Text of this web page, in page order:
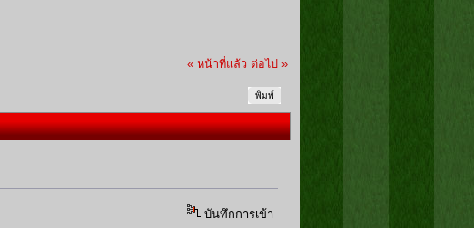
« หน้าที่แล้ว ต่อไป »
พิมพ์
บันทึกการเข้า